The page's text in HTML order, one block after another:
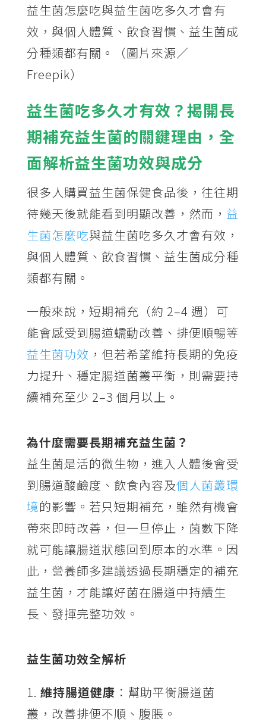
益生菌怎麼吃與益生菌吃多久才會有
效，與個人體質、飲食習慣、益生菌成
分種類都有關。（圖片來源／
Freepik）
益生菌吃多久才有效？揭開長
期補充益生菌的關鍵理由，全
面解析益生菌功效與成分
很多人購買益生菌保健食品後，往往期
待幾天後就能看到明顯改善，然而， 益
生菌怎麼吃與益生菌吃多久才會有效，
與個人體質、飲食習慣、益生菌成分種
類都有關。
一般來說，短期補充（約 2–4 週）可
能會感受到腸道蠕動改善、排便順暢等
益生菌功效 ，但若希望維持長期的免疫
力提升、穩定腸道菌叢平衡，則需要持
續補充至少 2–3 個月以上。
為什麼需要長期補充益生菌？
益生菌是活的微生物，進入人體後會受
到腸道酸鹼度、飲食內容及個人菌叢環
境的影響。若只短期補充，雖然有機會
帶來即時改善，但一旦停止，菌數下降
就可能讓腸道狀態回到原本的水準。因
此，營養師多建議透過長期穩定的補充
益生菌，才能讓好菌在腸道中持續生
長、發揮完整功效。
益生菌功效全解析
維持腸道健康 ：幫助平衡腸道菌
叢，改善排便不順、腹脹。